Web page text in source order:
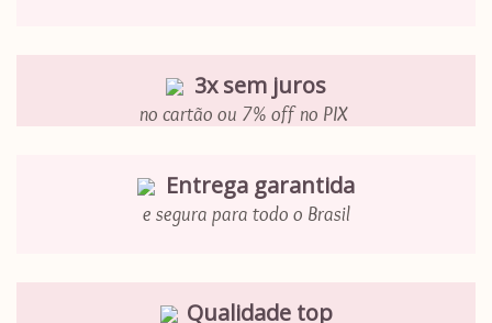
3x sem juros
no cartão ou 7% off no PIX
Entrega garantida
e segura para todo o Brasil
Qualidade top